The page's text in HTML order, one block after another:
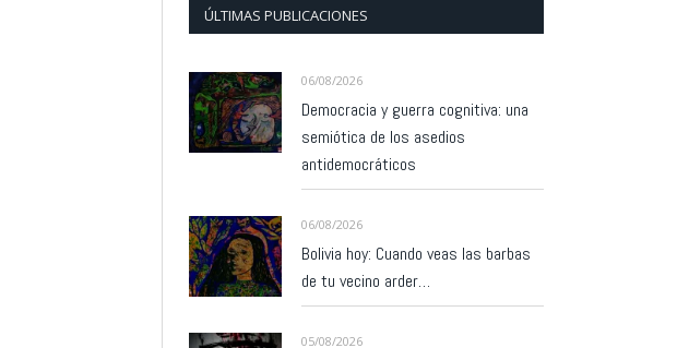
ÚLTIMAS PUBLICACIONES
06/08/2026
Democracia y guerra cognitiva: una
semiótica de los asedios
antidemocráticos
06/08/2026
Bolivia hoy: Cuando veas las barbas
de tu vecino arder…
05/08/2026